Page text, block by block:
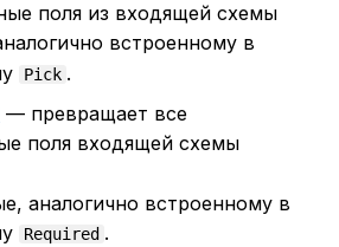
поля из входящей схемы
встроенному в
Pick .
— превращает все
поля входящей схемы
аналогично встроенному в
Required .